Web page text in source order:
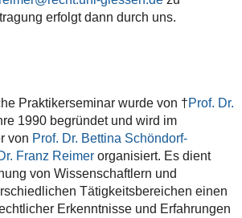
erfolgt dann durch uns.
Praktikerseminar wurde von †Prof. Dr.
1990 begründet und wird im
von Prof. Dr. Bettina Schöndorf-
Franz Reimerorganisiert. Es dient
von Wissenschaftlern und
Tätigkeitsbereichen einen
Erkenntnisse und Erfahrungen